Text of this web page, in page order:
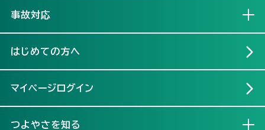
事故対応
はじめての方へ
マイページログイン
つよやさを知る